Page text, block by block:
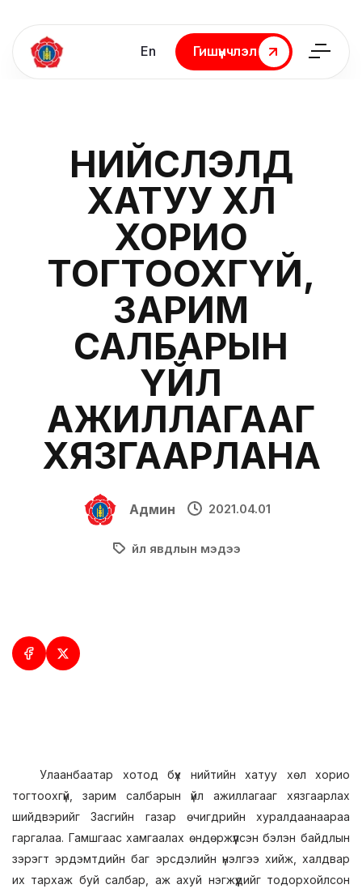
En
Гишүүнчлэл
Гишүүнчлэл
НИЙСЛЭЛД
ХАТУУ ХӨЛ
ХОРИО
ТОГТООХГҮЙ,
ЗАРИМ
САЛБАРЫН
ҮЙЛ
АЖИЛЛАГААГ
ХЯЗГААРЛАНА
Админ 2021.04.01
Үйл явдлын мэдээ
Улаанбаатар хотод бүх нийтийн хатуу хөл хорио
тогтоохгүй, зарим салбарын үйл ажиллагааг хязгаарлах
шийдвэрийг Засгийн газар өчигдрийн хуралдаанаараа
гаргалаа. Гамшгаас хамгаалах өндөржүүлсэн бэлэн байдлын
зэрэгт эрдэмтдийн баг эрсдэлийн үнэлгээ хийж, халдвар
их тархаж буй салбар, аж ахуй нэгжүүдийг тодорхойлсон